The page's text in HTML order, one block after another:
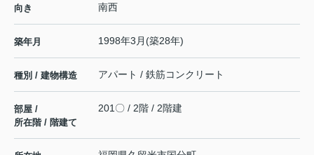
向き 南西
築年月 1998年3月(築28年)
種別 / 建物構造 アパート / 鉄筋コンクリート
部屋 /
所在階 / 階建て
201〇 / 2階 / 2階建